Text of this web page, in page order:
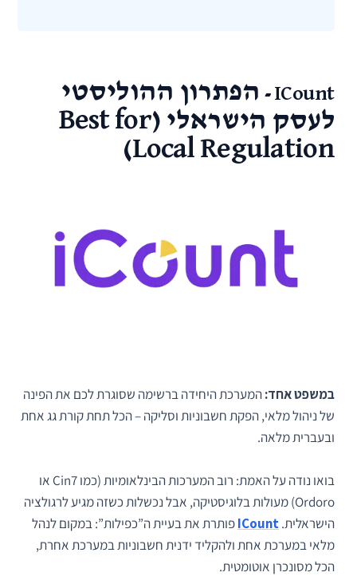
ICount -
הפתרון ההוליסטי
לעסק הישראלי (Best for
Local Regulation)
במשפט אחד:המערכת היחידה ברשימה שסוגרת לכם את הפינה
של ניהול מלאי, הפקת חשבוניות וסליקה – הכל תחת קורת גג אחת
ובעברית מלאה.
בואו נודה על האמת: רוב המערכות הבינלאומיות (כמו Cin7 או
Ordoro) מעולות בלוגיסטיקה, אבל נכשלות כשזה מגיע לרגולציה
הישראלית.ICountפותרת את בעיית ה”כפילות”: במקום לנהל
מלאי במערכת אחת ולהקליד ידנית חשבוניות במערכת אחרת,
הכל מסונכרן אוטומטית.